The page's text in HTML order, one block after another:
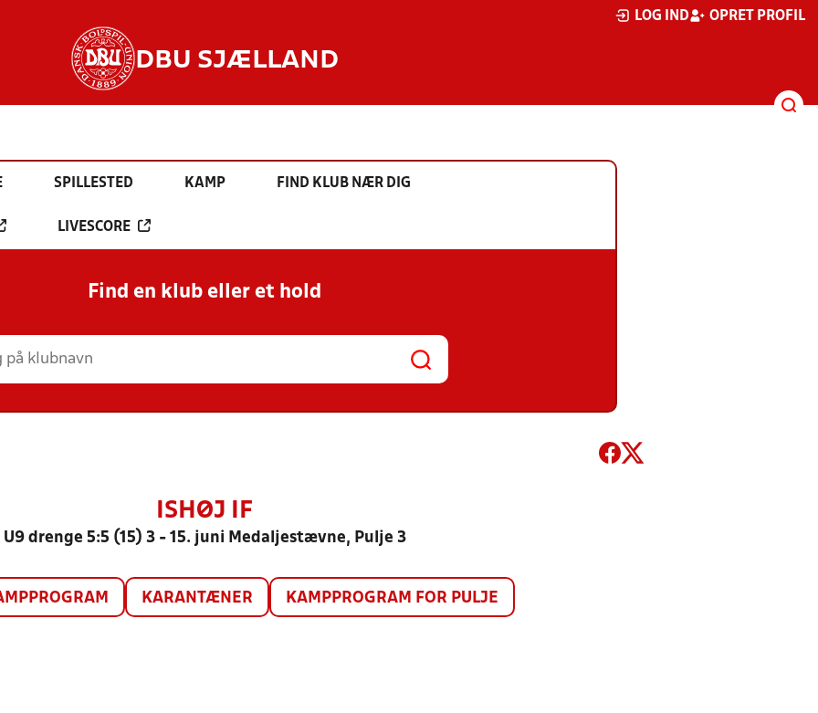
LOG IND OPRET PROFIL
DBU SJÆLLAND
SPILLESTED KAMP FIND KLUB NÆR DIG
LIVESCORE
Find en klub eller et hold
ISHØJ IF
U9 drenge 5:5 (15) 3 - 15. juni Medaljestævne, Pulje 3
KARANTÆNER KAMPPROGRAM FOR PULJE